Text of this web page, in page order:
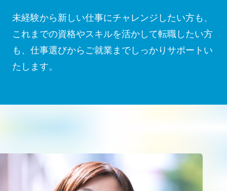
未経験から新しい仕事にチャレンジしたい方も、
これまでの資格やスキルを活かして転職したい方
も、仕事選びからご就業までしっかりサポートい
たします。